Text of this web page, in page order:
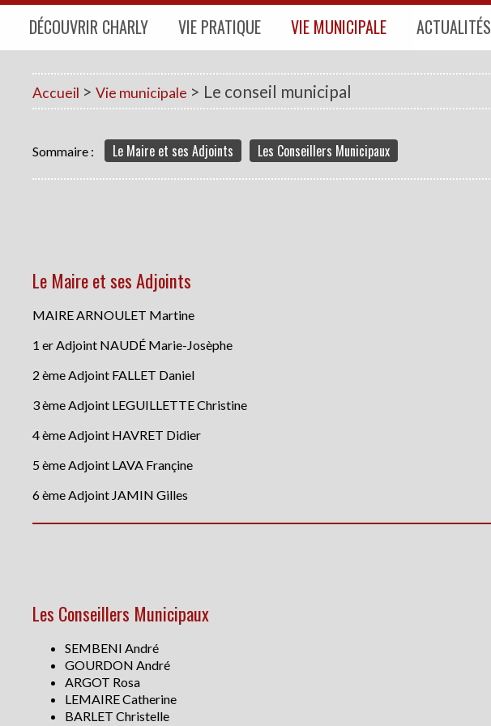
DÉCOUVRIR CHARLY
FICHE D'IDENTITÉ DE LA
COMMUNE
VIE ASSOCIATIVE
VIE PRATIQUE
VOS DÉMARCHES
VOS ENFANTS
SERVICES À LA PERSONNE
LES TRANSPORTS
SANTÉ ET ENVIRONNEMENT
VIE MUNICIPALE
LE CONSEIL MUNICIPAL
PROCÈS VERBAUX DES SÉANCES
DU CONSEIL MUNICIPAL
INFORMATIONS FINANCIÈRES
ACTUALITÉS
Accueil > Vie municipale > Le conseil municipal
Sommaire : Le Maire et ses Adjoints Les Conseillers Municipaux
Le Maire et ses Adjoints
MAIRE ARNOULET Martine
1 er Adjoint NAUDÉ Marie-Josèphe
2 ème Adjoint FALLET Daniel
3 ème Adjoint LEGUILLETTE Christine
4 ème Adjoint HAVRET Didier
5 ème Adjoint LAVA Françine
6 ème Adjoint JAMIN Gilles
Les Conseillers Municipaux
SEMBENI André
GOURDON André
ARGOT Rosa
LEMAIRE Catherine
BARLET Christelle